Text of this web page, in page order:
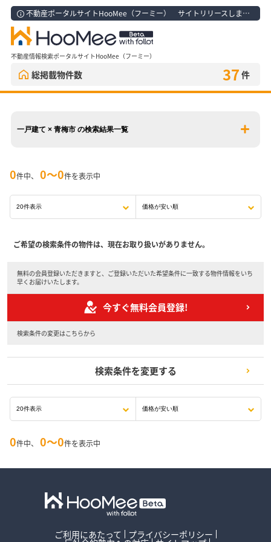
不動産ポータルサイトHooMee（フーミー） サイトリリースしました！
不動産情報検索ポータルサイトHooMee（フーミー）
総掲載物件数 37 件
一戸建て × 青梅市 の検索結果一覧
0件中、 0〜0件を表示中
ご希望の検索条件の物件は、現在お取り扱いがありません。
無料の会員登録いただきますと、ご登録いただいた希望条件に一致する物件情報をいち
早くお届けいたします。
今すぐ無料会員登録!
検索条件の変更はこちらから
検索条件を変更する
0件中、 0〜0件を表示中
ご利用にあたって プライバシーポリシー